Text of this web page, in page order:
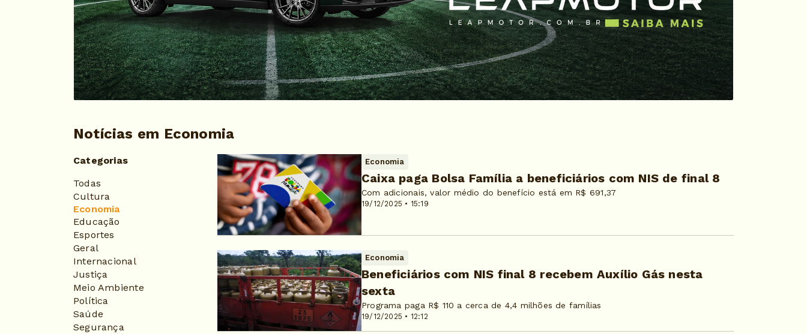
Notícias em Economia
Categorias
Todas
Cultura
Economia
Educação
Esportes
Geral
Internacional
Justiça
Meio Ambiente
Política
Saúde
Segurança
Economia
19/12/2025 • 15:19
Caixa paga Bolsa Família a beneficiários com NIS de final 8
Com adicionais, valor médio do benefício está em R$ 691,37
Economia
19/12/2025 • 12:12
Beneficiários com NIS final 8 recebem Auxílio Gás nesta
sexta
Programa paga R$ 110 a cerca de 4,4 milhões de famílias